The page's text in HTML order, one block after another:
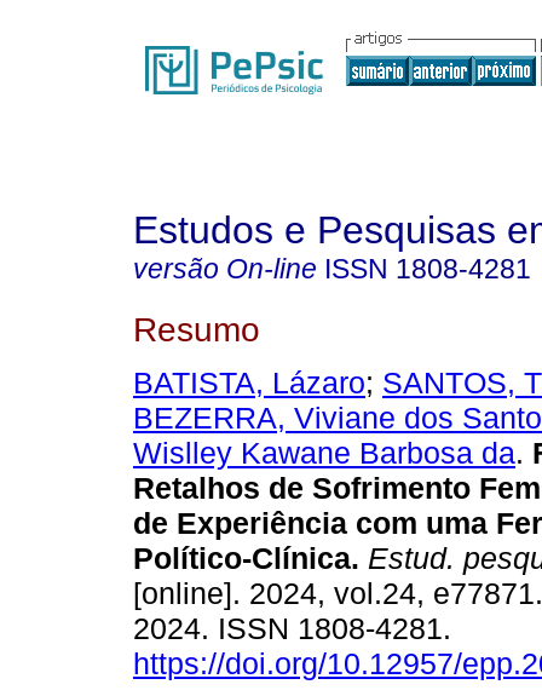
Estudos e Pesquisas
versão On-line ISSN 1808-4281
Resumo
BATISTA, Lázaro; SANTOS,
BEZERRA, Viviane dos
Wislley Kawane Barbosa da.
Retalhos de Sofrimento
de Experiência com uma
Político-Clínica. Estud.
[online]. 2024, vol.24,
2024. ISSN 1808-4281.
https://doi.org/10.12957/